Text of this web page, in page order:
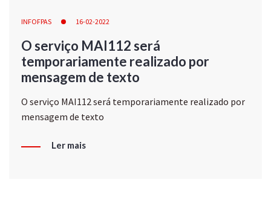
INFOFPAS 16-02-2022
O serviço MAI112 será
temporariamente realizado por
mensagem de texto
O serviço MAI112 será temporariamente realizado por
mensagem de texto
Ler mais